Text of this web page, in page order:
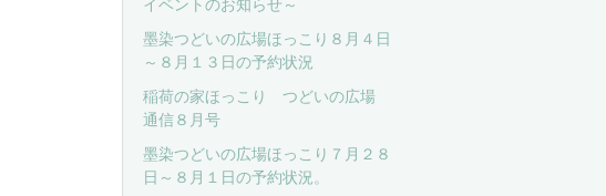
イベントのお知らせ～
墨染つどいの広場ほっこり８月４日
～８月１３日の予約状況
稲荷の家ほっこり つどいの広場
通信８月号
墨染つどいの広場ほっこり７月２８
日～８月１日の予約状況。